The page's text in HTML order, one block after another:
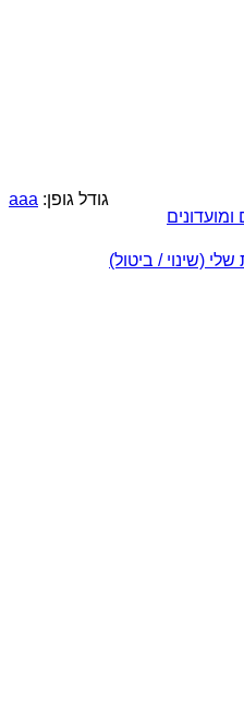
גודל גופן: aaa
ומועדונים
(שינוי / ביטול)